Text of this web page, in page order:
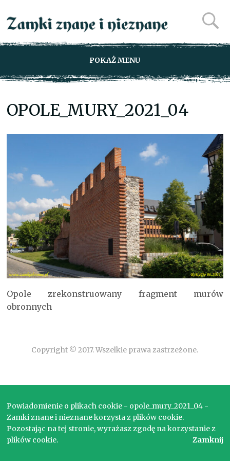
POKAŻ MENU
OPOLE_MURY_2021_04
Opole zrekonstruowany fragment murów
obronnych
Copyright © 2017. Wszelkie prawa zastrzeżone.
Powiadomienie o plikach cookie - opole_mury_2021_04 -
Zamki znane i nieznane korzysta z plików cookie.
Pozostając na tej stronie, wyrażasz zgodę na korzystanie z
plików cookie.
Zamknij